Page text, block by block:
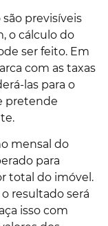
são previsíveis
o cálculo do
ser feito. Em
com as taxas
las para o
pretende
mensal do
para
total do imóvel.
resultado será
isso com